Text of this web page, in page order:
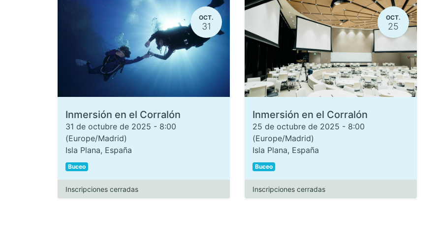
OCT.
31
Inmersión en el Corralón
31 de octubre de 2025 - 8:00
(Europe/Madrid)
Isla Plana, España
Buceo
Inscripciones cerradas
OCT.
25
Inmersión en el Corralón
25 de octubre de 2025 - 8:00
(Europe/Madrid)
Isla Plana, España
Buceo
Inscripciones cerradas